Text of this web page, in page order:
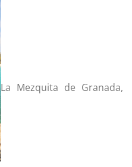
La Mezquita de Granada,